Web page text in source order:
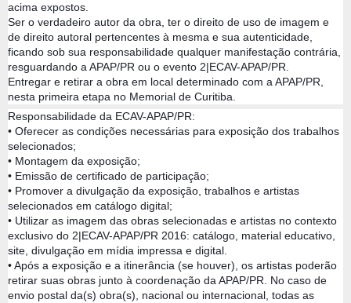
acima expostos.
Ser o verdadeiro autor da obra, ter o direito de uso de imagem e
de direito autoral pertencentes à mesma e sua autenticidade,
ficando sob sua responsabilidade qualquer manifestação contrária,
resguardando a APAP/PR ou o evento 2|ECAV-APAP/PR.
Entregar e retirar a obra em local determinado com a APAP/PR,
nesta primeira etapa no Memorial de Curitiba.
Responsabilidade da ECAV-APAP/PR:
• Oferecer as condições necessárias para exposição dos trabalhos
selecionados;
• Montagem da exposição;
• Emissão de certificado de participação;
• Promover a divulgação da exposição, trabalhos e artistas
selecionados em catálogo digital;
• Utilizar as imagem das obras selecionadas e artistas no contexto
exclusivo do 2|ECAV-APAP/PR 2016: catálogo, material educativo,
site, divulgação em mídia impressa e digital.
• Após a exposição e a itinerância (se houver), os artistas poderão
retirar suas obras junto à coordenação da APAP/PR. No caso de
envio postal da(s) obra(s), nacional ou internacional, todas as